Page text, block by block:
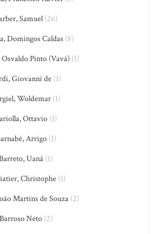
Samuel (26)
Domingos Caldas (8)
Osvaldo Pinto (Vavá) (1)
Giovanni de (1)
Woldemar (1)
Ottavio (1)
Arrigo(1)
Uaná (1)
Christophe (1)
Martins de Souza (2)
Barroso Neto(2)